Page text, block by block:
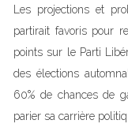
Les projections et
partirait favoris pour
points sur le Parti
des élections
60% de chances de
parier sa carrière